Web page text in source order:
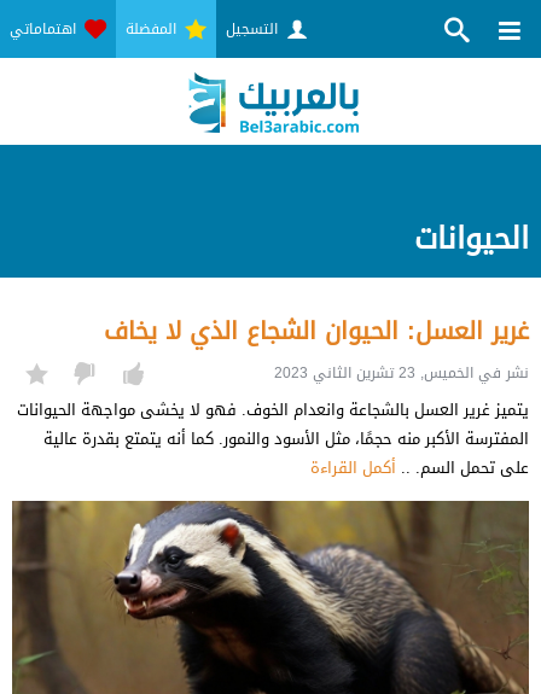
اهتماماتي المفضلة التسجيل
الحيوانات
غرير العسل: الحيوان الشجاع الذي لا يخاف
نشر في الخميس, 23 تشرين الثاني 2023
يتميز غرير العسل بالشجاعة وانعدام الخوف. فهو لا يخشى مواجهة الحيوانات
المفترسة الأكبر منه حجمًا، مثل الأسود والنمور. كما أنه يتمتع بقدرة عالية
على تحمل السم. .. أكمل القراءة